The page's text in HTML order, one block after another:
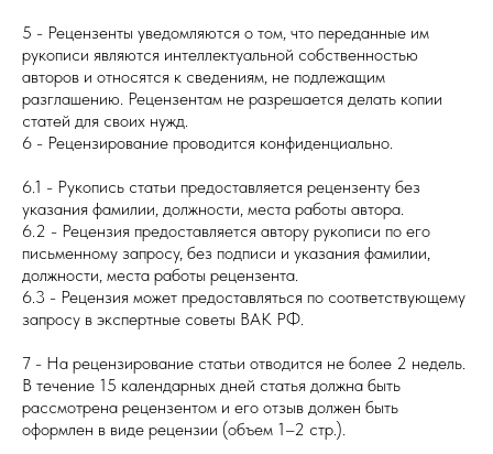
5 - Рецензенты уведомляются о том, что переданные им
рукописи являются интеллектуальной собственностью
авторов и относятся к сведениям, не подлежащим
разглашению. Рецензентам не разрешается делать копии
статей для своих нужд.
6 - Рецензирование проводится конфиденциально.
6.1 - Рукопись статьи предоставляется рецензенту без
указания фамилии, должности, места работы автора.
6.2 - Рецензия предоставляется автору рукописи по его
письменному запросу, без подписи и указания фамилии,
должности, места работы рецензента.
6.3 - Рецензия может предоставляться по соответствующему
запросу в экспертные советы ВАК РФ.
7 - На рецензирование статьи отводится не более 2 недель.
В течение 15 календарных дней статья должна быть
рассмотрена рецензентом и его отзыв должен быть
оформлен в виде рецензии (объем 1–2 стр.).